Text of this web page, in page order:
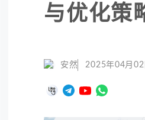
与优化策
安然 2025年04月02